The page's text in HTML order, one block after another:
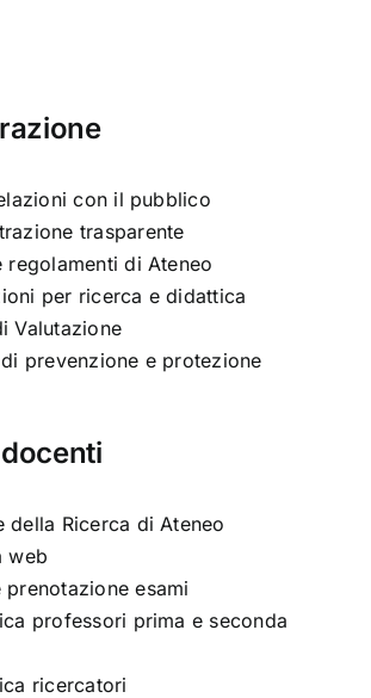
con il pubblico
trasparente
regolamenti di Ateneo
per ricerca e didattica
Valutazione
prevenzione e protezione
della Ricerca di Ateneo
web
prenotazione esami
professori prima e seconda
ricercatori